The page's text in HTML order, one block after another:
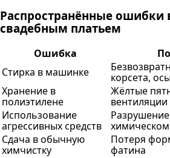
Распространённые ошибки
свадебным платьем
Ошибка
Стирка в машинке
корсета,
Хранение в
полиэтилене
Жёлтые
вентиляции
Использование
агрессивных средств
Сдача в обычную
химчистку
Потеря
фатина